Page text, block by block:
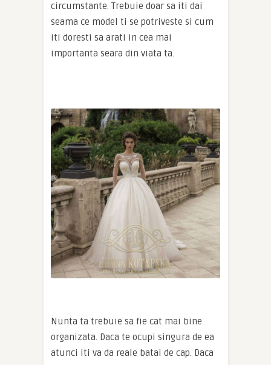
circumstante. Trebuie doar sa iti dai
seama ce model ti se potriveste si cum
iti doresti sa arati in cea mai
importanta seara din viata ta.
Nunta ta trebuie sa fie cat mai bine
organizata. Daca te ocupi singura de ea
atunci iti va da reale batai de cap. Daca